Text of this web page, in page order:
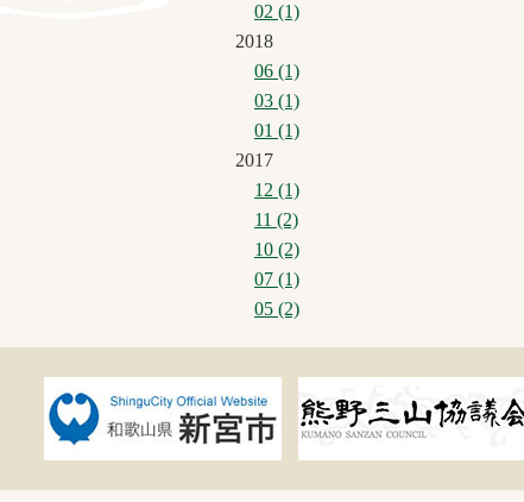
02 (1)
2018
06 (1)
03 (1)
01 (1)
2017
12 (1)
11 (2)
10 (2)
07 (1)
05 (2)